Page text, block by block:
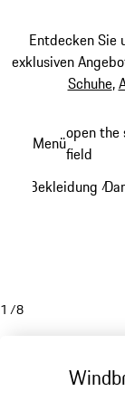
Entdecken Sie
exklusiven
Schuhe,
Hauptinhalt
Menüopen the
field
Bekleidung /
1 /8